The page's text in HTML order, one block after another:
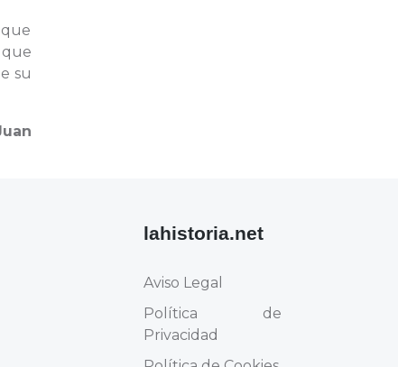
que
su
lahistoria.net
Aviso Legal
Política de
Privacidad